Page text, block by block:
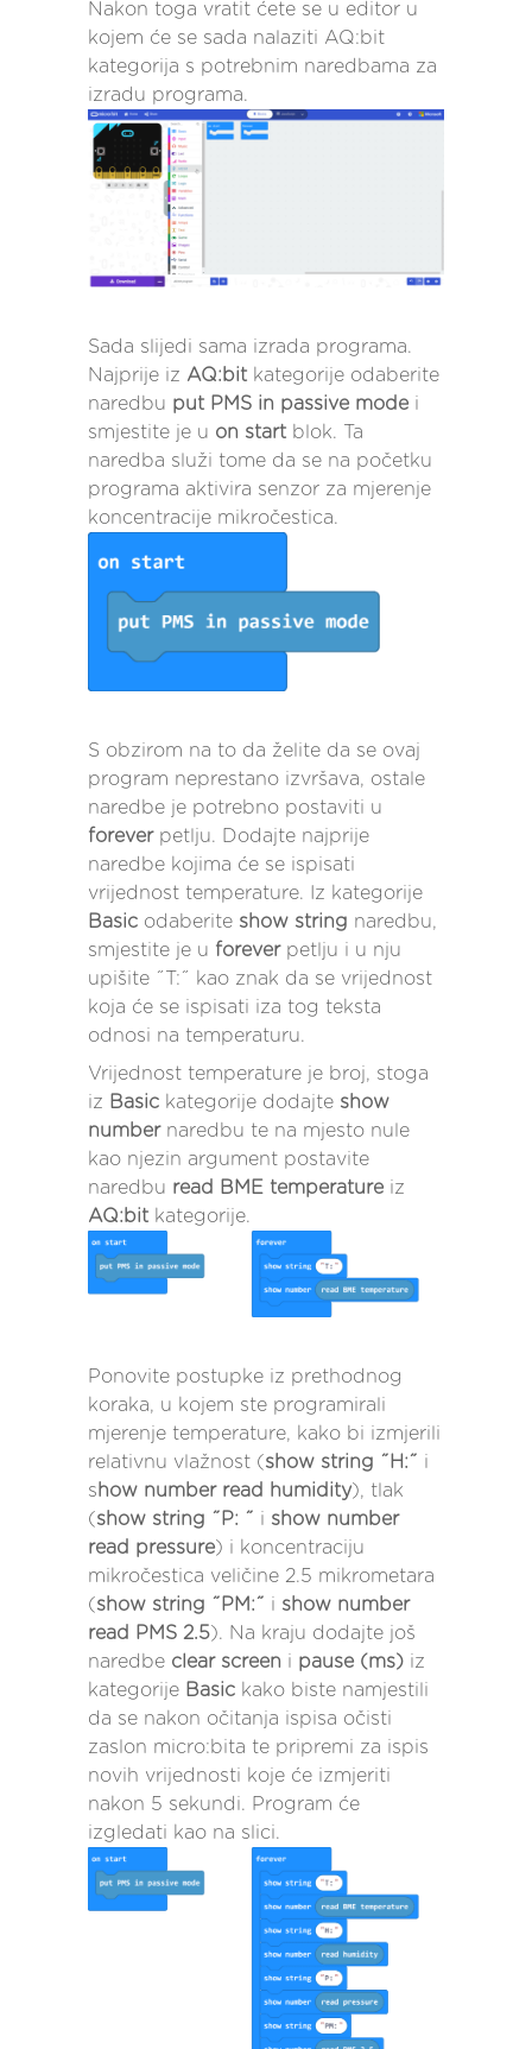
Nakon toga vratit ćete se u editor u
kojem će se sada nalaziti AQ:bit
kategorija s potrebnim naredbama za
izradu programa.
Sada slijedi sama izrada programa.
Najprije iz AQ:bit kategorije odaberite
naredbu put PMS in passive mode i
smjestite je u on start blok. Ta
naredba služi tome da se na početku
programa aktivira senzor za mjerenje
koncentracije mikročestica.
S obzirom na to da želite da se ovaj
program neprestano izvršava, ostale
naredbe je potrebno postaviti u
foreverpetlju. Dodajte najprije
naredbe kojima će se ispisati
vrijednost temperature. Iz kategorije
Basic odaberite show string naredbu,
smjestite je u foreverpetlju i u nju
upišite ˝T:˝ kao znak da se vrijednost
koja će se ispisati iza tog teksta
odnosi na temperaturu.
Vrijednost temperature je broj, stoga
iz Basic kategorije dodajte show
numbernaredbu te na mjesto nule
kao njezin argument postavite
naredbu read BME temperature iz
AQ:bit kategorije.
Ponovite postupke iz prethodnog
koraka, u kojem ste programirali
mjerenje temperature, kako bi izmjerili
relativnu vlažnost (show string ˝H:˝ i
show number read humidity), tlak
(show string ˝P: ˝ i show number
read pressure) i koncentraciju
mikročestica veličine 2.5 mikrometara
(show string ˝PM:˝ i show number
read PMS 2.5). Na kraju dodajte još
naredbe clear screen i pause (ms) iz
kategorije Basic kako biste namjestili
da se nakon očitanja ispisa očisti
zaslon micro:bita te pripremi za ispis
novih vrijednosti koje će izmjeriti
nakon 5 sekundi. Program će
izgledati kao na slici.